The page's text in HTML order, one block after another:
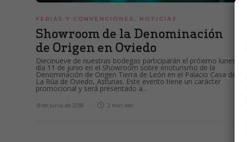
FERIAS Y CONVENCIONES , NOTICIAS
Showroom de la Denominación
de Origen en Oviedo
Diecinueve de nuestras bodegas participarán el próximo lunes
día 11 de junio en el Showroom sobre enoturismo de la
Denominación de Origen Tierra de León en el Palacio Casa de
La Rúa de Oviedo, Asturias. Este evento tiene un carácter
promocional y será presentado a...
8 de junio de 2018 2 min leer